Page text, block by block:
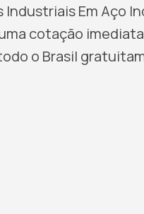
Em Aço
cotação
o Brasil